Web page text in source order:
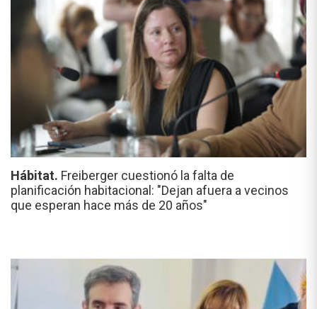
Hábitat. Freiberger cuestionó la falta de
planificación habitacional: "Dejan afuera a vecinos
que esperan hace más de 20 años"